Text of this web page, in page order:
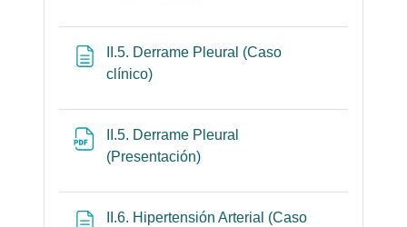
II.5. Derrame Pleural (Caso
clínico)Página
II.5. Derrame Pleural
(Presentación)
II.6. Hipertensión Arterial (Caso